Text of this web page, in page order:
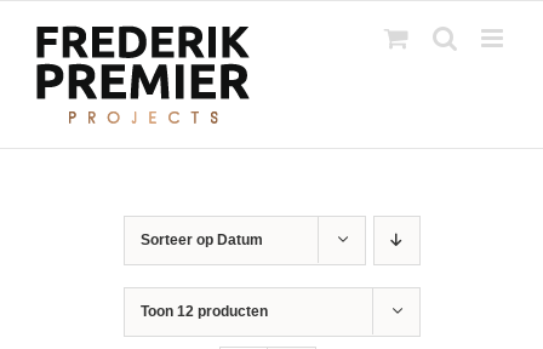
inhoud
Sorteer op Datum
Toon 12 producten